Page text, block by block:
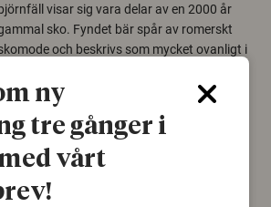
björnfäll visar sig vara delar av en 2000 år
sko. Fyndet bär spår av romerskt
och beskrivs som mycket ovanligt i
Arkeologi
mycket eklandskap
ny
tre gånger i
vårt